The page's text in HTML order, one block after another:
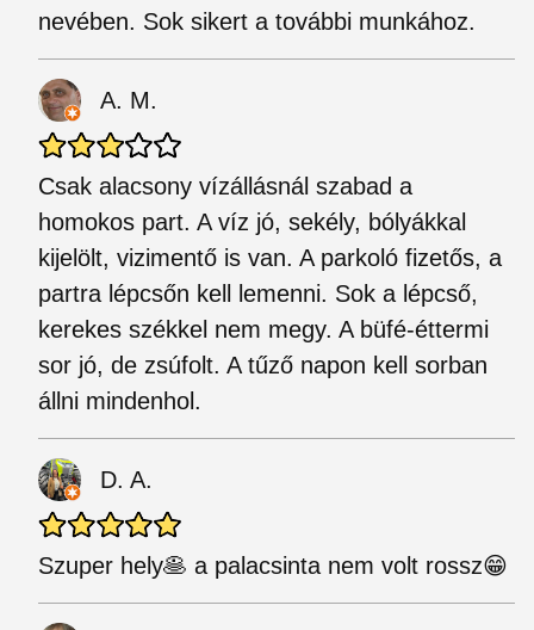
nevében. Sok sikert a további munkához.
A. M.
Csak alacsony vízállásnál szabad a
homokos part. A víz jó, sekély, bólyákkal
kijelölt, vizimentő is van. A parkoló fizetős, a
partra lépcsőn kell lemenni. Sok a lépcső,
kerekes székkel nem megy. A büfé-éttermi
sor jó, de zsúfolt. A tűző napon kell sorban
állni mindenhol.
D. A.
Szuper hely🥞 a palacsinta nem volt rossz😁